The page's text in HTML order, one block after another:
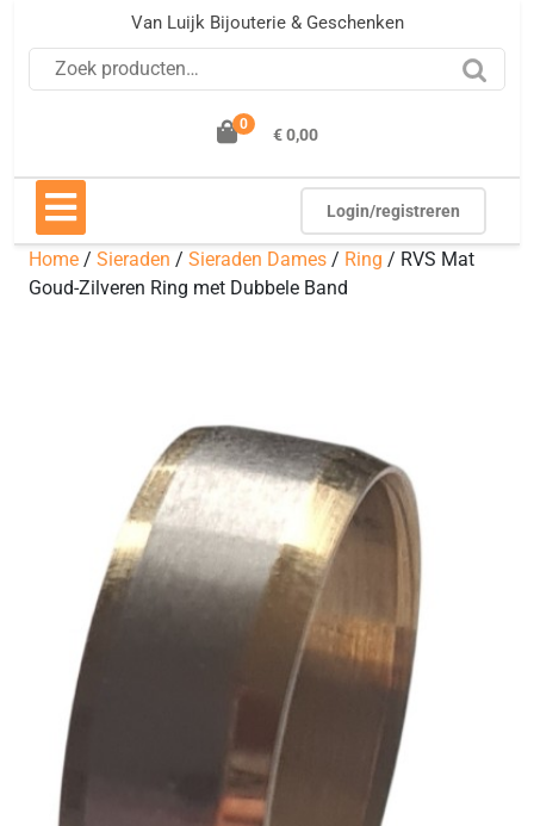
inhoud
Van Luijk Bijouterie & Geschenken
0
€ 0,00
Open
Login/registreren
Home / Sieraden / Sieraden Dames / Ring / RVS Mat
Goud-Zilveren Ring met Dubbele Band